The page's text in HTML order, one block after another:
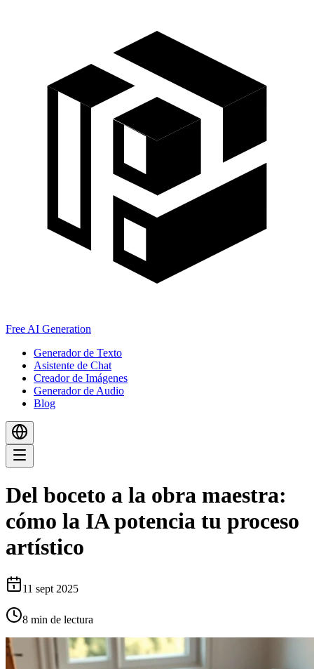
Free AI Generation
Generador de Texto
Asistente de Chat
Creador de Imágenes
Generador de Audio
Blog
Del boceto a la obra maestra:
cómo la IA potencia tu proceso
artístico
11 sept 2025
8 min de lectura